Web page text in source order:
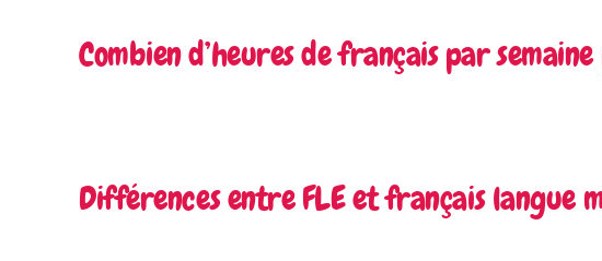
Combien d’heures de français par
Différences entre FLE et français langue